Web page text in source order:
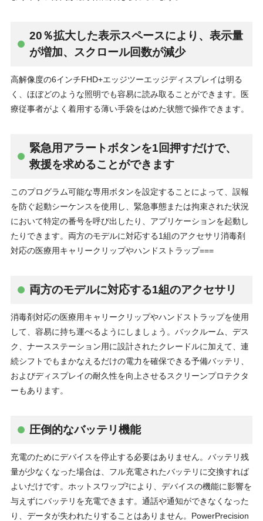
20％拡大した表示スペースにより、表示量
が増加、スクロール回数が減少
高解像度の6インチFHD+エッジツーエッジディスプレイは明る
く、ほぼどのような照明でも容易に読み取ることができます。医
療従事者がよく着用する薄い手袋をはめた状態で操作できます。
緊急用アラートボタンを1回押すだけで、
救援を求めることができます
このプログラム可能な専用ボタンを設定することによって、誤報
を防ぐ起動シーケンスを使用し、緊急事態または拘束された状況
において特定の番号を呼び出したり、アプリケーションを起動し
たりできます。両方のモデルに対応する1組のアクセサリ消毒剤
対応の医療用キャリークリップやハンドストラップ===
両方のモデルに対応する1組のアクセサリ
消毒剤対応の医療用キャリークリップやハンドストラップを使用
して、容易に持ち運べるようにしましょう。バックルーム、デス
ク、ナースステーション用に設計されたクレードルに加えて、連
続シフトでもまかなえるだけの電力を確保できる予備バッテリ、
およびディスプレイの耐久性を向上させるスクリーンプロテクタ
ーもあります。
圧倒的なバッテリ機能
充電のためにデバイスを停止する必要はありません。バッテリ残
量が少なくなった場合は、フル充電されたバッテリに交換すれば
よいだけです。ホットスワップ²により、デバイスの機能に影響を
与えずにバッテリを充電できます。通話や通知ができなくなった
り、データが失われたりすることはありません。PowerPrecision